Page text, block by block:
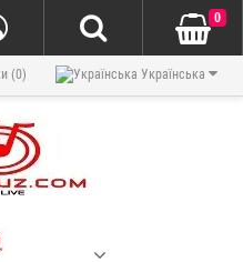
Українська
(0)
0